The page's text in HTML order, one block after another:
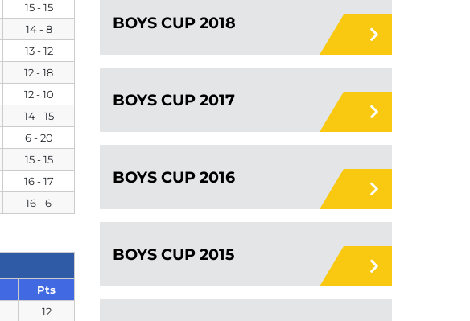
15 - 15
14 - 8
13 - 12
12 - 18
12 - 10
14 - 15
6 - 20
15 - 15
16 - 17
16 - 6
Pts
12
BOYS CUP 2018
BOYS CUP 2017
BOYS CUP 2016
BOYS CUP 2015